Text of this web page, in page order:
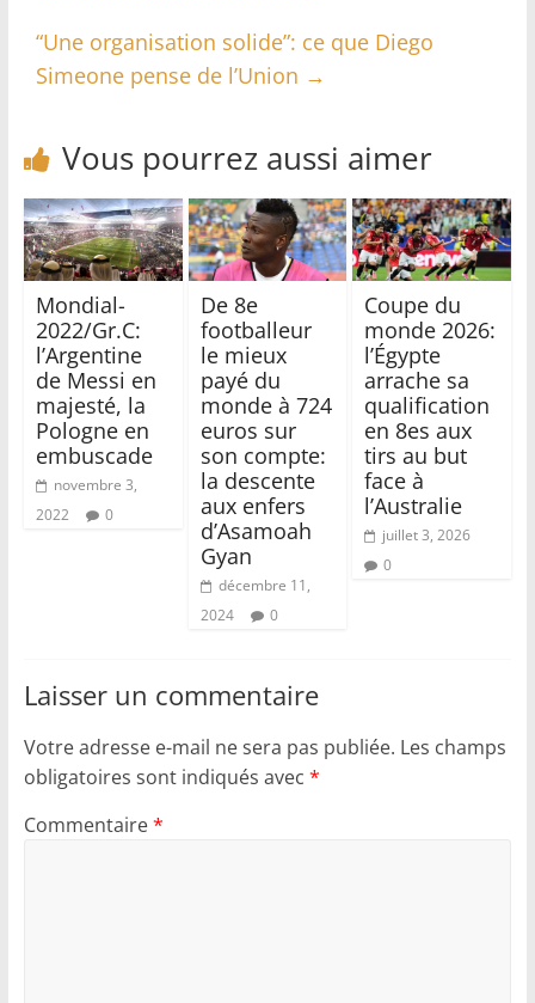
“Une organisation solide”: ce que Diego
Simeone pense de l’Union →
Vous pourrez aussi aimer
Mondial-
2022/Gr.C:
l’Argentine
de Messi en
majesté, la
Pologne en
embuscade
novembre 3,
2022
0
De 8e
footballeur
le mieux
payé du
monde à 724
euros sur
son compte:
la descente
aux enfers
d’Asamoah
Gyan
décembre 11,
2024
0
Coupe du
monde 2026:
l’Égypte
arrache sa
qualification
en 8es aux
tirs au but
face à
l’Australie
juillet 3, 2026
0
Laisser un commentaire
Votre adresse e-mail ne sera pas publiée. Les champs
obligatoires sont indiqués avec *
Commentaire*